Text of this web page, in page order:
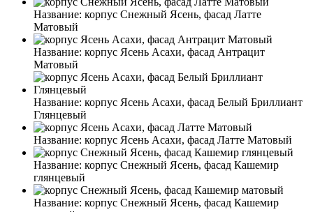
Название: корпус Снежный Ясень, фасад Латте
Матовый
Название: корпус Ясень Асахи, фасад Антрацит
Матовый
Название: корпус Ясень Асахи, фасад Белый Бриллиант
Глянцевый
Название: корпус Ясень Асахи, фасад Латте Матовый
Название: корпус Снежный Ясень, фасад Кашемир
глянцевый
Название: корпус Снежный Ясень, фасад Кашемир